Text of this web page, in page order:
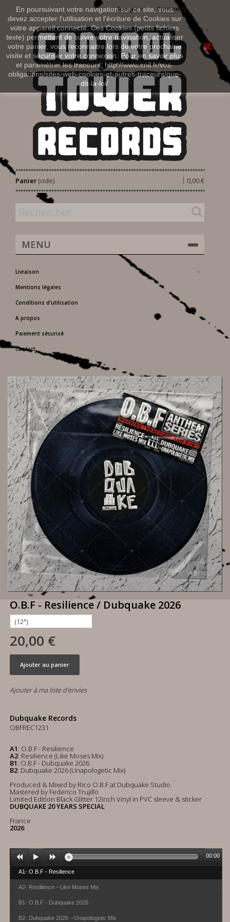
En poursuivant votre navigation sur ce site, vous
devez accepter l’utilisation et l'écriture de Cookies sur
votre appareil connecté. Ces Cookies (petits fichiers
texte) permettent de suivre votre navigation, actualiser
votre panier, vous reconnaitre lors de votre prochaine
visite et sécuriser votre connexion. Pour en savoir plus
et paramétrer les traceurs: http://www.cnil.fr/vos-
obligations/sites-web-cookies-et-autres-traceurs/que-
dit-la-loi/
Connexion
Français
Panier 0,00 €
|
(vide)
MENU
Livraison
Mentions légales
Conditions d'utilisation
A propos
Paiement sécurisé
Contact
O.B.F - Resilience / Dubquake 2026
20,00 €
Ajouter au panier
Ajouter à ma liste d'envies
Dubquake Records
OBFREC1231
A1: O.B.F - Resilience
A2: Resilience (Like Moses Mix)
B1: O.B.F - Dubquake 2026
B2: Dubquake 2026 (Unapologetic Mix)
Produced & Mixed by Rico O.B.F at Dubquake Studio
Mastered by Federico Trujillo
Limited Edition Black Glitter 12inch Vinyl in PVC sleeve & sticker
DUBQUAKE 20 YEARS SPECIAL
France
2026
A1- O.B.F - Resilience
A2- Resilience --Like Moses Mix
B1- O.B.F - Dubquake 2026
B2- Dubquake 2026 --Unapologetic Mix
00:00